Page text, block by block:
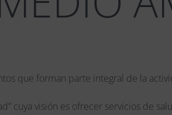
que forman parte integral de la
cuya visión es ofrecer servicios de